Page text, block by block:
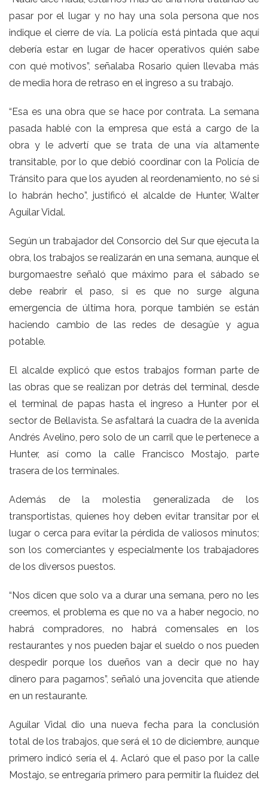
pasar por el lugar y no hay una sola persona que nos
indique el cierre de vía. La policía está pintada que aquí
debería estar en lugar de hacer operativos quién sabe
con qué motivos”, señalaba Rosario quien llevaba más
de media hora de retraso en el ingreso a su trabajo.
“Esa es una obra que se hace por contrata. La semana
pasada hablé con la empresa que está a cargo de la
obra y le advertí que se trata de una vía altamente
transitable, por lo que debió coordinar con la Policía de
Tránsito para que los ayuden al reordenamiento, no sé si
lo habrán hecho”, justificó el alcalde de Hunter, Walter
Aguilar Vidal.
Según un trabajador del Consorcio del Sur que ejecuta la
obra, los trabajos se realizarán en una semana, aunque el
burgomaestre señaló que máximo para el sábado se
debe reabrir el paso, si es que no surge alguna
emergencia de última hora, porque también se están
haciendo cambio de las redes de desagüe y agua
potable.
El alcalde explicó que estos trabajos forman parte de
las obras que se realizan por detrás del terminal, desde
el terminal de papas hasta el ingreso a Hunter por el
sector de Bellavista. Se asfaltará la cuadra de la avenida
Andrés Avelino, pero solo de un carril que le pertenece a
Hunter, así como la calle Francisco Mostajo, parte
trasera de los terminales.
Además de la molestia generalizada de los
transportistas, quienes hoy deben evitar transitar por el
lugar o cerca para evitar la pérdida de valiosos minutos;
son los comerciantes y especialmente los trabajadores
de los diversos puestos.
“Nos dicen que solo va a durar una semana, pero no les
creemos, el problema es que no va a haber negocio, no
habrá compradores, no habrá comensales en los
restaurantes y nos pueden bajar el sueldo o nos pueden
despedir porque los dueños van a decir que no hay
dinero para pagarnos”, señaló una jovencita que atiende
en un restaurante.
Aguilar Vidal dio una nueva fecha para la conclusión
total de los trabajos, que será el 10 de diciembre, aunque
primero indicó sería el 4. Aclaró que el paso por la calle
Mostajo, se entregaría primero para permitir la fluidez del